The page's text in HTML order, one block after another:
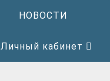
НОВОСТИ
Личный кабинет